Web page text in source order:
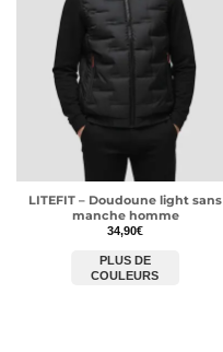
LITEFIT – Doudoune light sans
manche homme
34,90€
PLUS DE
COULEURS